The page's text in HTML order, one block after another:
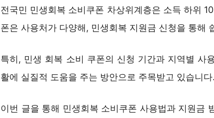
전국민 민생회복 소비쿠폰 차상위계층은 소득 하위
폰은 사용처가 다양해, 민생회복 지원금 신청을 통해
특히, 민생 회복 소비 쿠폰의 신청 기간과 지역별 사
활에 실질적 도움을 주는 방안으로 주목받고 있습니다.
이번 글을 통해 민생회복 소비쿠폰 사용법과 지원금